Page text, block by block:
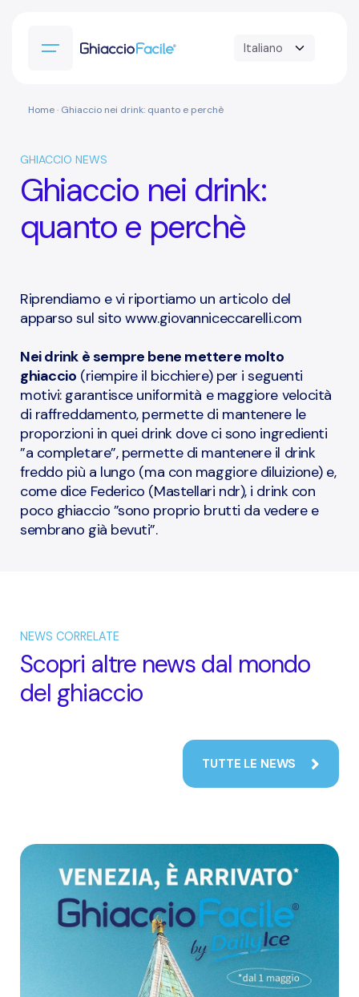
Home· Ghiaccio nei drink: quanto e perchè
GHIACCIO NEWS
Ghiaccio nei drink:
quanto e perchè
Riprendiamo e vi riportiamo un articolo del
apparso sul sito www.giovanniceccarelli.com
Nei drink è sempre bene mettere molto
ghiaccio (riempire il bicchiere) per i seguenti
motivi: garantisce uniformità e maggiore velocità
di raffreddamento, permette di mantenere le
proporzioni in quei drink dove ci sono ingredienti
”a completare”, permette di mantenere il drink
freddo più a lungo (ma con maggiore diluizione) e,
come dice Federico (Mastellari ndr), i drink con
poco ghiaccio ”sono proprio brutti da vedere e
sembrano già bevuti”.
NEWS CORRELATE
Scopri altre news dal mondo
del ghiaccio
TUTTE LE NEWS